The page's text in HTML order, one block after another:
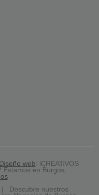
Diseño web: iCREATiVOS
Estamos en Burgos,
| Descubre nuestros